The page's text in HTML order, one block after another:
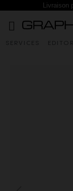
Livraison
SERVICES